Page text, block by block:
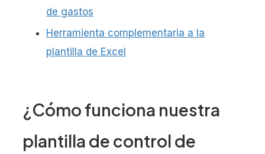
de gastos
Herramienta complementaria a la
plantilla de Excel
¿Cómo funciona nuestra
plantilla de control de